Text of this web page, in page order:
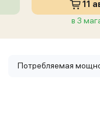
11
в 3
Потребляемая